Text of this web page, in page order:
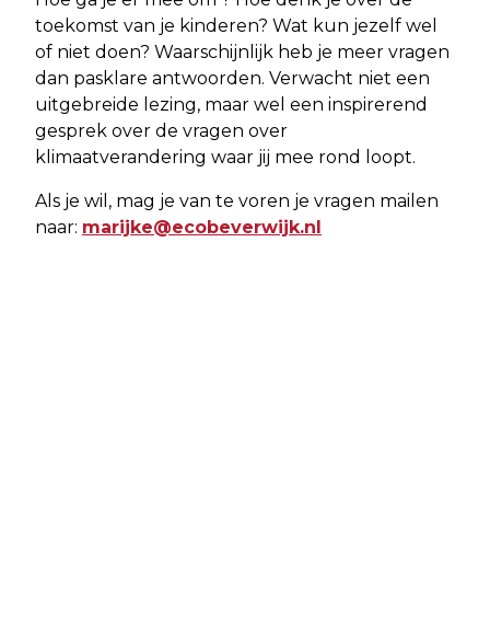
toekomst van je kinderen? Wat kun jezelf wel
of niet doen? Waarschijnlijk heb je meer vragen
dan pasklare antwoorden. Verwacht niet een
uitgebreide lezing, maar wel een inspirerend
gesprek over de vragen over
klimaatverandering waar jij mee rond loopt.
Als je wil, mag je van te voren je vragen mailen
naar: marijke@ecobeverwijk.nl